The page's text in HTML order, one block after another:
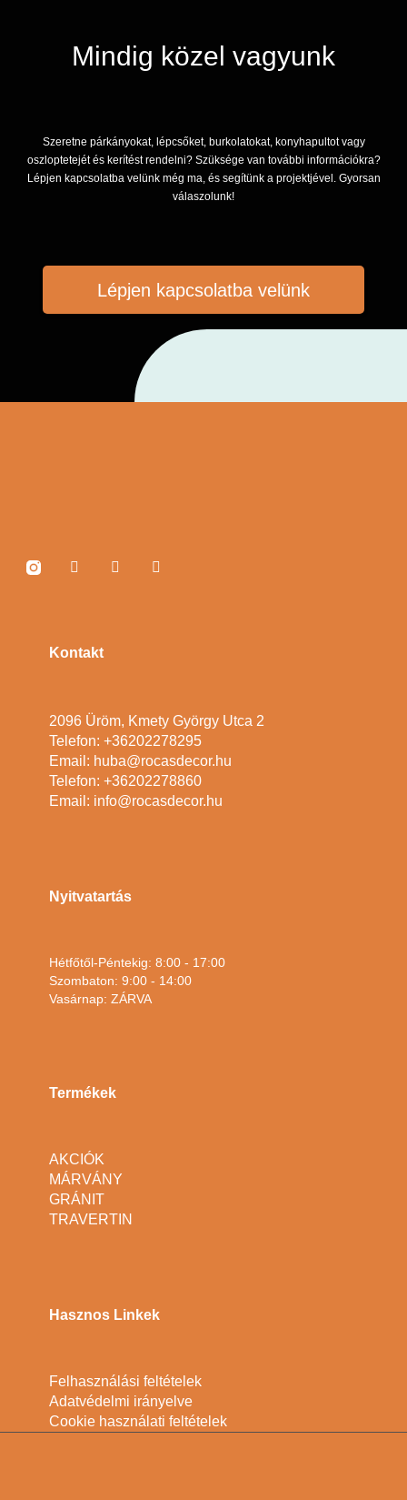
Mindig közel vagyunk
Szeretne párkányokat, lépcsőket, burkolatokat, konyhapultot vagy
oszloptetejét és kerítést rendelni? Szüksége van további információkra?
Lépjen kapcsolatba velünk még ma, és segítünk a projektjével. Gyorsan
válaszolunk!
Lépjen kapcsolatba velünk
Kontakt
2096 Üröm, Kmety György Utca 2
Telefon: +36202278295
Email: huba@rocasdecor.hu
Telefon: +36202278860
Email: info@rocasdecor.hu
Nyitvatartás
Hétfőtől-Péntekig: 8:00 - 17:00
Szombaton: 9:00 - 14:00
Vasárnap: ZÁRVA
Termékek
AKCIÓK
MÁRVÁNY
GRÁNIT
TRAVERTIN
Hasznos Linkek
Felhasználási feltételek
Adatvédelmi irányelve
Cookie használati feltételek